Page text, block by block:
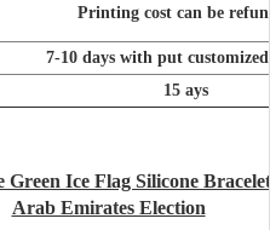
Printing cost can be
7-10 days with put
15 ays
Ice Flag Silicone
Arab Emirates Election